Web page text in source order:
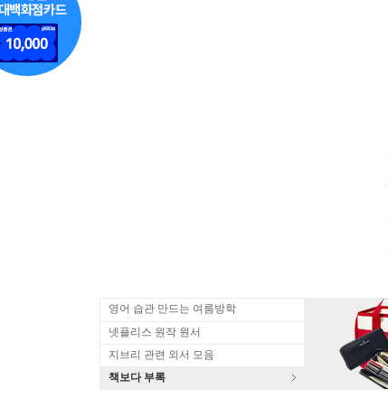
영어 습관 만드는 여름방학
넷플리스 원작 원서
지브리 관련 외서 모음
책보다 부록